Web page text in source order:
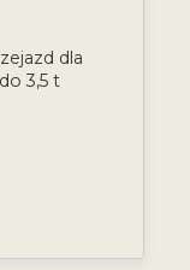
dla
3,5 t